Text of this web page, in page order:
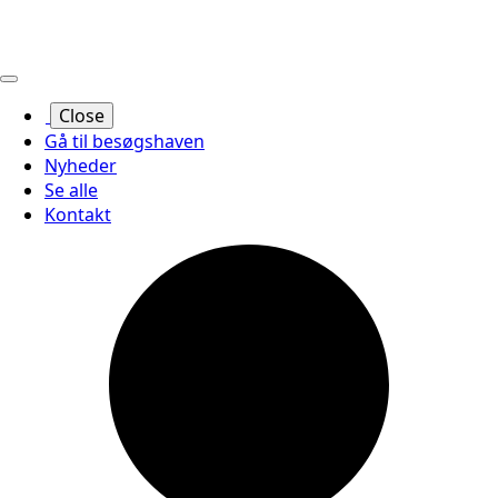
Close
Gå til besøgshaven
Nyheder
Se alle
Kontakt